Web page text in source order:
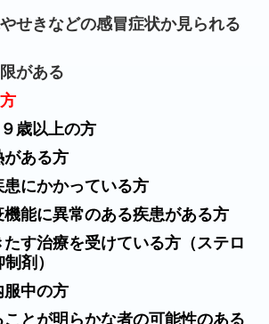
せきなどの感冒症状か見られる
がある
歳以上の方
がある方
にかかっている方
機能に異常のある疾患がある方
す治療を受けている方（ステロ
剤）
服中の方
とが明らかな者の可能性のある